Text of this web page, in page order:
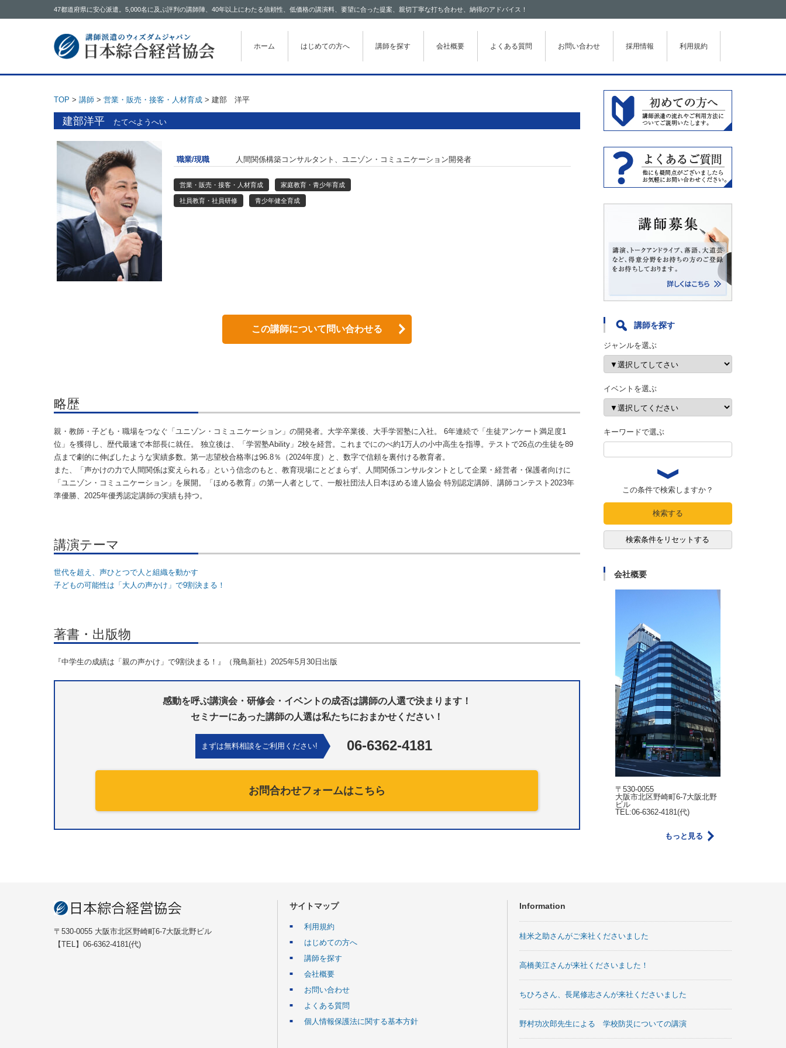
47都道府県に安心派遣。5,000名に及ぶ評判の講師陣、40年以上にわたる信頼性、低価格の講演料、要望に合った提案、親切丁寧な打ち合わせ、納得のアドバイス！
コンテンツに移動
ホーム はじめての方へ 講師を探す 会社概要 よくある質問 お問い合わせ 採用情報 利用規約
TOP > 講師 > 営業・販売・接客・人材育成 > 建部 洋平
建部洋平 たてべようへい
職業/現職 人間関係構築コンサルタント、ユニゾン・コミュニケーション開発者
営業・販売・接客・人材育成 家庭教育・青少年育成
社員教育・社員研修 青少年健全育成
この講師について問い合わせる
略歴
親・教師・子ども・職場をつなぐ「ユニゾン・コミュニケーション」の開発者。大学卒業後、大手学習塾に入社。 6年連続で「生徒アンケート満足度1
位」を獲得し、歴代最速で本部長に就任。 独立後は、「学習塾Ability」2校を経営。これまでにのべ約1万人の小中高生を指導。テストで26点の生徒を89
点まで劇的に伸ばしたような実績多数。第一志望校合格率は96.8％（2024年度）と、数字で信頼を裏付ける教育者。
また、「声かけの力で人間関係は変えられる」という信念のもと、教育現場にとどまらず、人間関係コンサルタントとして企業・経営者・保護者向けに
「ユニゾン・コミュニケーション」を展開。「ほめる教育」の第一人者として、一般社団法人日本ほめる達人協会 特別認定講師、講師コンテスト2023年
準優勝、2025年優秀認定講師の実績も持つ。
講演テーマ
世代を超え、声ひとつで人と組織を動かす
子どもの可能性は「大人の声かけ」で9割決まる！
著書・出版物
『中学生の成績は「親の声かけ」で9割決まる！』（飛鳥新社）2025年5月30日出版
感動を呼ぶ講演会・研修会・イベントの成否は講師の人選で決まります！
セミナーにあった講師の人選は私たちにおまかせください！
まずは無料相談をご利用ください! 06-6362-4181
お問合わせフォームはこちら
講師を探す
ジャンルを選ぶ
イベントを選ぶ
キーワードで選ぶ
この条件で検索しますか？
検索する
検索条件をリセットする
会社概要
〒530-0055
大阪市北区野崎町6-7大阪北野
ビル
TEL:06-6362-4181(代)
もっと見る
〒530-0055 大阪市北区野崎町6-7大阪北野ビル
【TEL】06-6362-4181(代)
サイトマップ
利用規約
はじめての方へ
講師を探す
会社概要
お問い合わせ
よくある質問
個人情報保護法に関する基本方針
Information
桂米之助さんがご来社くださいました
高橋美江さんが来社くださいました！
ちひろさん、長尾修志さんが来社くださいました
野村功次郎先生による 学校防災についての講演